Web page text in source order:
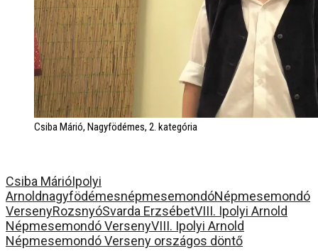
Csiba Márió, Nagyfödémes, 2. kategória
Csiba MárióIpolyi
ArnoldnagyfödémesnépmesemondóNépmesemondó
VersenyRozsnyóSvarda ErzsébetVIII. Ipolyi Arnold
Népmesemondó VersenyVIII. Ipolyi Arnold
Népmesemondó Verseny országos döntő